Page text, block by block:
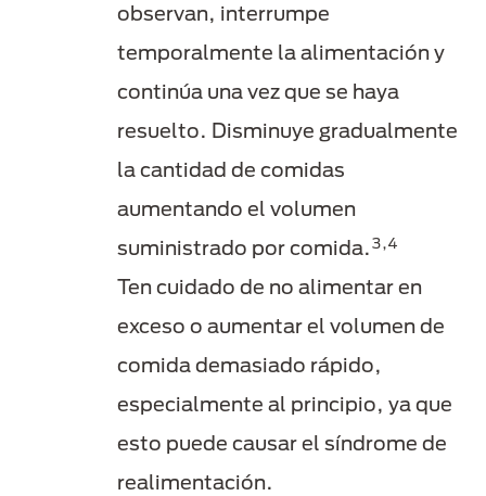
observan, interrumpe
temporalmente la alimentación y
continúa una vez que se haya
resuelto. Disminuye gradualmente
la cantidad de comidas
aumentando el volumen
suministrado por comida.3,4
Ten cuidado de no alimentar en
exceso o aumentar el volumen de
comida demasiado rápido,
especialmente al principio, ya que
esto puede causar el síndrome de
realimentación.